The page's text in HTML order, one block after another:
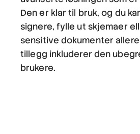
Den er klar til bruk, og du
signere, fylle ut skjemaer
sensitive dokumenter
tillegg inkluderer den
brukere.